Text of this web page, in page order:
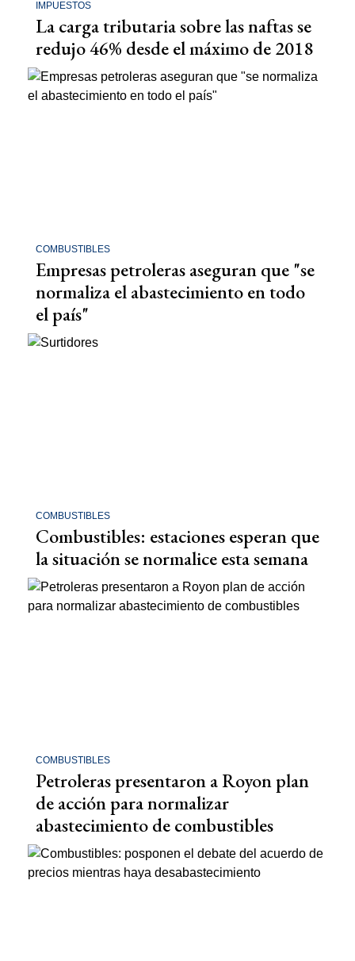
IMPUESTOS
La carga tributaria sobre las naftas se
redujo 46% desde el máximo de 2018
COMBUSTIBLES
Empresas petroleras aseguran que "se
normaliza el abastecimiento en todo
el país"
COMBUSTIBLES
Combustibles: estaciones esperan que
la situación se normalice esta semana
COMBUSTIBLES
Petroleras presentaron a Royon plan
de acción para normalizar
abastecimiento de combustibles